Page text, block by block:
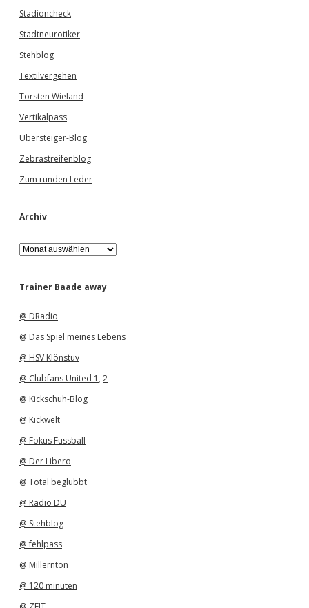
Stadioncheck
Stadtneurotiker
Stehblog
Textilvergehen
Torsten Wieland
Vertikalpass
Übersteiger-Blog
Zebrastreifenblog
Zum runden Leder
Archiv
A
r
h
Trainer Baade away
@ DRadio
@ Das Spiel meines Lebens
@ HSV Klönstuv
@ Clubfans United 1 , 2
@ Kickschuh-Blog
@ Kickwelt
@ Fokus Fussball
@ Der Libero
@ Total beglubbt
@ Radio DU
@ Stehblog
@ fehlpass
@ Millernton
@ 120 minuten